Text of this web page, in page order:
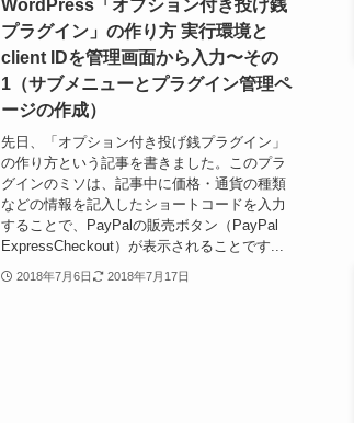
WordPress「オプション付き投げ銭
プラグイン」の作り方 実行環境と
client IDを管理画面から入力〜その
1（サブメニューとプラグイン管理ペ
ージの作成）
先日、「オプション付き投げ銭プラグイン」
の作り方という記事を書きました。このプラ
グインのミソは、記事中に価格・通貨の種類
などの情報を記入したショートコードを入力
することで、PayPalの販売ボタン（PayPal
ExpressCheckout）が表示されることです...
2018年7月6日 2018年7月17日